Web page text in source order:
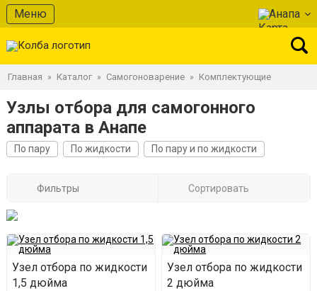
Меню Анапа
Главная » Каталог » Самогоноварение » Комплектующие
Узлы отбора для самогонного
аппарата в Анапе
По пару По жидкости По пару и по жидкости
Фильтры Сортировать
Узел отбора по жидкости
1,5 дюйма
Узел отбора по жидкости
2 дюйма